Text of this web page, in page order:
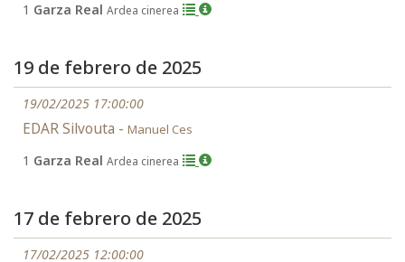
1 Garza Real Ardea cinerea
19 de febrero de 2025
19/02/2025 17:00:00
EDAR Silvouta - Manuel Ces
1 Garza Real Ardea cinerea
17 de febrero de 2025
17/02/2025 12:00:00